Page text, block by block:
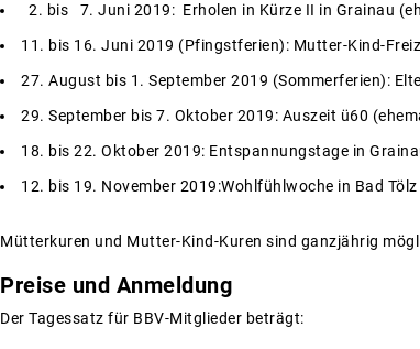
2. bis 7. Juni 2019: Erholen in Kürze II in Grainau
11. bis 16. Juni 2019 (Pfingstferien): Mutter-Kind-
27. August bis 1. September 2019 (Sommerferien):
29. September bis 7. Oktober 2019: Auszeit ü60
18. bis 22. Oktober 2019: Entspannungstage in
12. bis 19. November 2019:Wohlfühlwoche in Bad Tölz
Mütterkuren und Mutter-Kind-Kuren sind ganzjährig
Preise und Anmeldung
Der Tagessatz für BBV-Mitglieder beträgt: